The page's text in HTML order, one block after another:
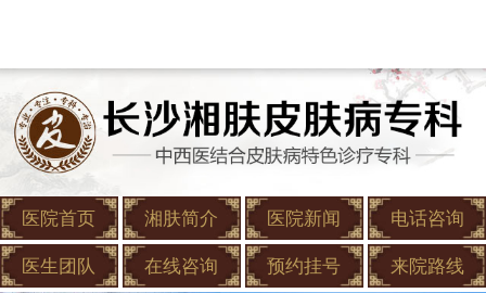
医院首页 湘肤简介 医院新闻 电话咨询
医生团队 在线咨询 预约挂号 来院路线